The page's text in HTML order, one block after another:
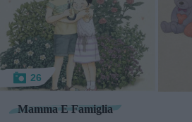
26
Mamma E Famiglia